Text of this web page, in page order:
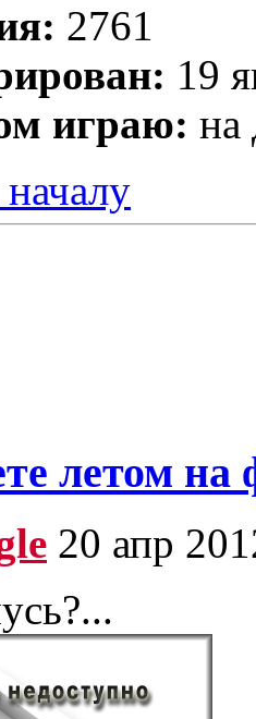
2761
19
играю: на
летом на
20 апр